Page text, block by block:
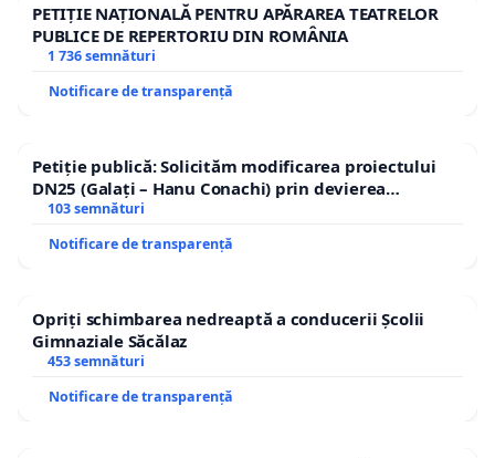
PETIȚIE NAȚIONALĂ PENTRU APĂRAREA TEATRELOR
PUBLICE DE REPERTORIU DIN ROMÂNIA
1 736 semnături
Notificare de transparență
Petiție publică: Solicităm modificarea proiectului
DN25 (Galați – Hanu Conachi) prin devierea
traseului în afara localităților!
103 semnături
Notificare de transparență
Opriți schimbarea nedreaptă a conducerii Școlii
Gimnaziale Săcălaz
453 semnături
Notificare de transparență